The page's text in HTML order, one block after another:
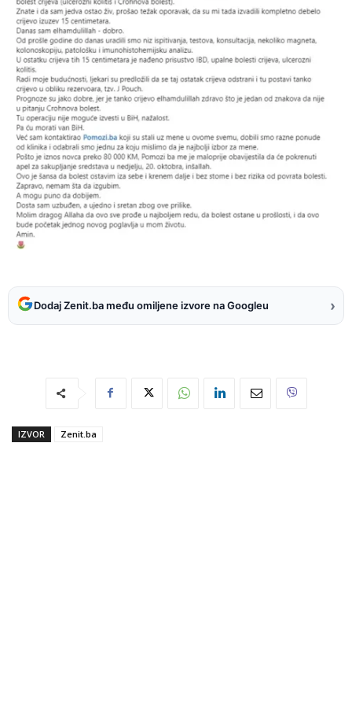
Dodaj Zenit.ba među omiljene izvore na Googleu ›
IZVOR Zenit.ba